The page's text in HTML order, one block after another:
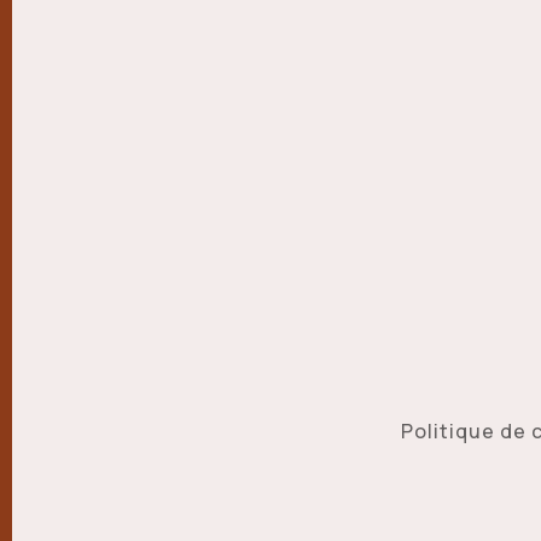
Politique de